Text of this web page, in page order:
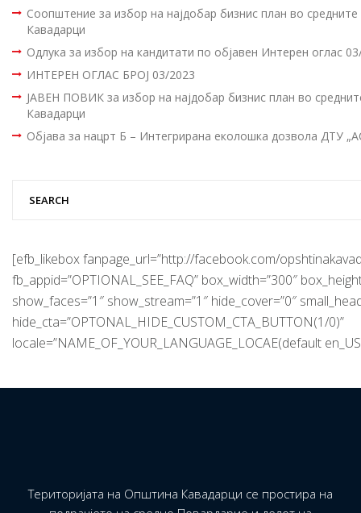
Соопштение за избор на најдобар бизнис план во
Кавадарци
Одлука за избор на кандитати по објавен Интерен оглас
ИНТЕРЕН ОГЛАС БРОЈ 03/2023
ЈАВЕН ПОВИК за избор на најдобар бизнис план во
Кавадарци
Објава за нацрт Б – Интегрирана еколошка дозвола ДТУ
[efb_likebox fanpage_url=”http://facebook.com/
fb_appid=”OPTIONAL_SEE_FAQ” box_width=”300″
show_faces=”1″ show_stream=”1″ hide_cover=”0″
hide_cta=”OPTONAL_HIDE_CUSTOM_CTA_BUTTON(1/0)”
locale=”NAME_OF_YOUR_LANGUAGE_LOCAE(default
Територијата на Општина Кавадарци се простира на